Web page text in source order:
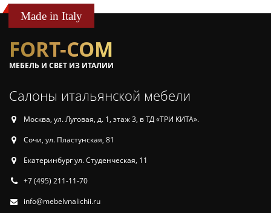
Made in Italy
FORT-COM
МЕБЕЛЬ И СВЕТ ИЗ ИТАЛИИ
Салоны итальянской мебели
Москва, ул. Луговая, д. 1, этаж 3, в ТД «ТРИ КИТА».
Сочи, ул. Пластунская, 81
Екатеринбург ул. Студенческая, 11
+7 (495) 211-11-70
info@mebelvnalichii.ru